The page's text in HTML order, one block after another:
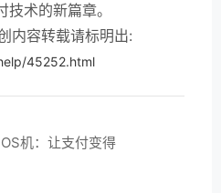
术的新篇章。
内容转载请标明出:
45252.html
机：让支付变得